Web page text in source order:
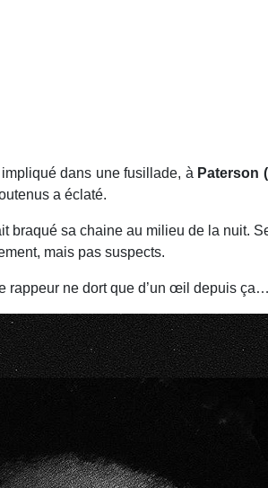
dans une fusillade, à Paterson
a éclaté.
braqué sa chaine au milieu de la nuit.
mais pas suspects.
rappeur ne dort que d’un œil depuis ça…